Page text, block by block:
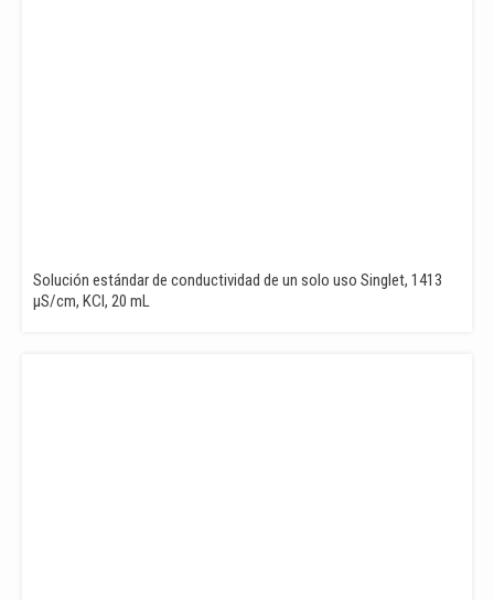
Solución estándar de conductividad de un solo uso Singlet, 1413
µS/cm, KCl, 20 mL